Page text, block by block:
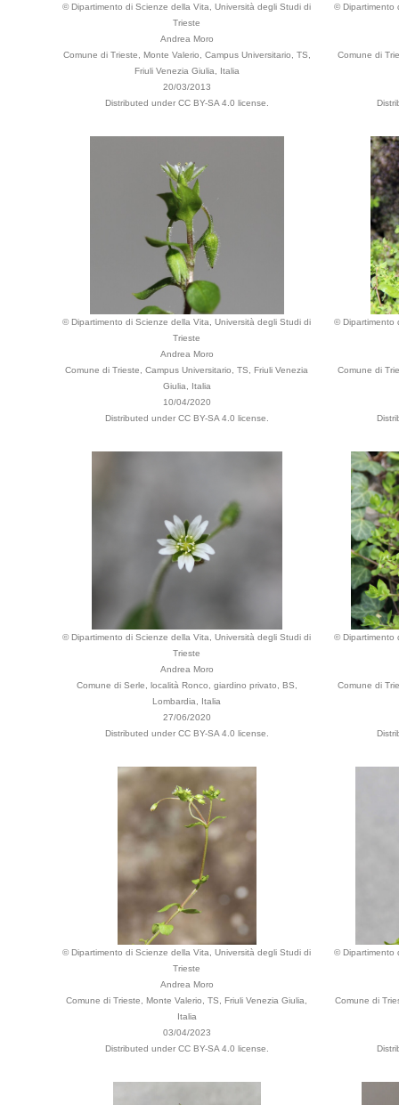
© Dipartimento di Scienze della Vita, Università degli Studi di
Trieste
Andrea Moro
Comune di Trieste, Monte Valerio, Campus Universitario, TS,
Friuli Venezia Giulia, Italia
20/03/2013
Distributed under CC BY-SA 4.0 license.
© Dipartimento
Comune di
© Dipartimento di Scienze della Vita, Università degli Studi di
Trieste
Andrea Moro
Comune di Trieste, Campus Universitario, TS, Friuli Venezia
Giulia, Italia
10/04/2020
Distributed under CC BY-SA 4.0 license.
© Dipartimento
Comune di
© Dipartimento di Scienze della Vita, Università degli Studi di
Trieste
Andrea Moro
Comune di Serle, località Ronco, giardino privato, BS,
Lombardia, Italia
27/06/2020
Distributed under CC BY-SA 4.0 license.
© Dipartimento
Comune di
© Dipartimento di Scienze della Vita, Università degli Studi di
Trieste
Andrea Moro
Comune di Trieste, Monte Valerio, TS, Friuli Venezia Giulia,
Italia
03/04/2023
Distributed under CC BY-SA 4.0 license.
© Dipartimento
Comune di